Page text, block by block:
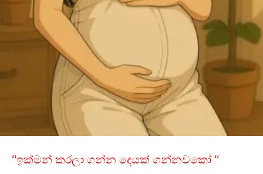
“ඉක්මන් කරලා ගන්න දෙයක් ගන්නවකෝ “